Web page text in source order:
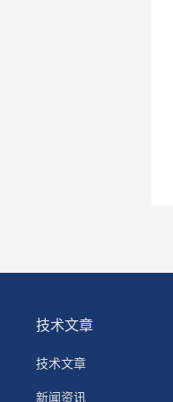
技术文章
技术文章
新闻资讯